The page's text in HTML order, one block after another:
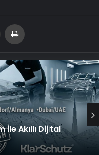
Email'den paylaş
Türk Dış
Faktörü